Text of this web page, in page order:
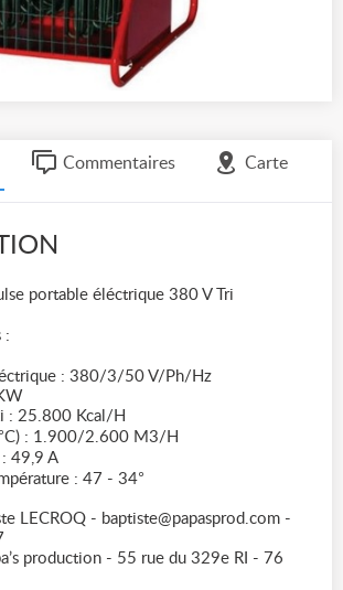
Commentaires Carte
portable éléctrique 380 V Tri
:
: 380/3/50 V/Ph/Hz
: 25.800 Kcal/H
: 1.900/2.600 M3/H
49,9 A
: 47 - 34°
LECROQ - baptiste@papasprod.com -
production - 55 rue du 329e RI - 76